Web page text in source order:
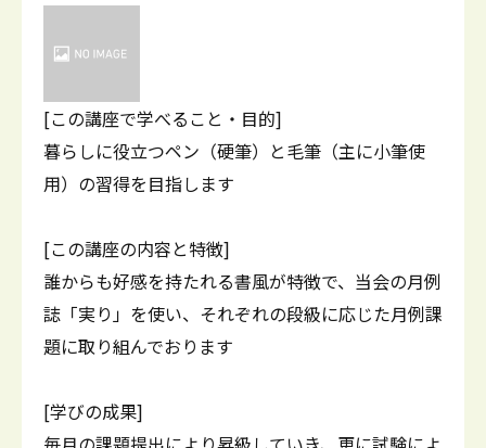
[この講座で学べること・目的]
暮らしに役立つペン（硬筆）と毛筆（主に小筆使
用）の習得を目指します
[この講座の内容と特徴]
誰からも好感を持たれる書風が特徴で、当会の月例
誌「実り」を使い、それぞれの段級に応じた月例課
題に取り組んでおります
[学びの成果]